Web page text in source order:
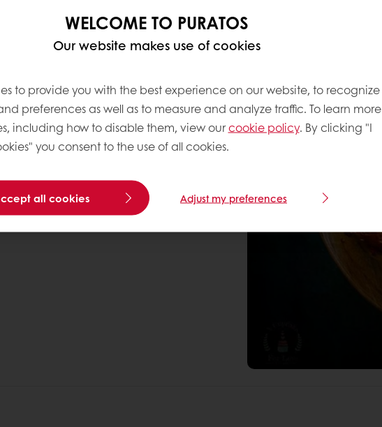
WELCOME TO PURATOS
Our website makes use of cookies
to provide you with the best experience on our website, to recognize
preferences as well as to measure and analyze traffic. To learn more
including how to disable them, view ourcookie policy. By clicking "I
you consent to the use of all cookies.
all cookies Adjust my preferences